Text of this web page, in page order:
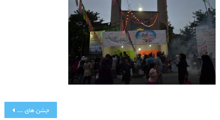
جشن های نیمه شعبان در مسجد جامع رجایی شهر